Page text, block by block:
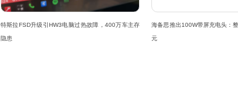
特斯拉FSD升级引HW3电脑过热故障，400万车主存
隐患
海备思推出100W带屏充电头：
元